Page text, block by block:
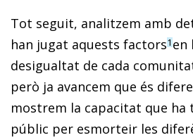
Tot seguit, analitzem amb
han jugat aquests factors1 en
desigualtat de cada
però ja avancem que és
mostrem la capacitat que
públic per esmorteir les